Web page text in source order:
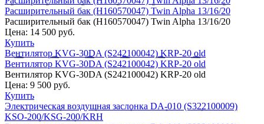
Расширительный бак (H160570047) Twin Alpha 13/16/20
Расширительный бак (H160570047) Twin Alpha 13/16/20
Цена: 14 500 руб.
Купить
Вентилятор KVG-30DA (S242100042) KRP-20 old
Вентилятор KVG-30DA (S242100042) KRP-20 old
Вентилятор KVG-30DA (S242100042) KRP-20 old
Цена: 9 500 руб.
Купить
Электрическая воздушная заслонка DA-010 (S322100009)
KSO-200/KSG-200/KRH